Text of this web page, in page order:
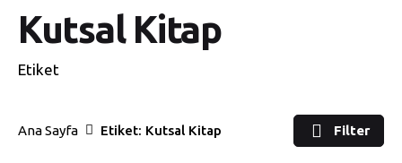
Kutsal Kitap
Etiket
Ana Sayfa Etiket: Kutsal Kitap Filter